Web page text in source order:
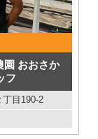
園 おおさか
フ
目190-2